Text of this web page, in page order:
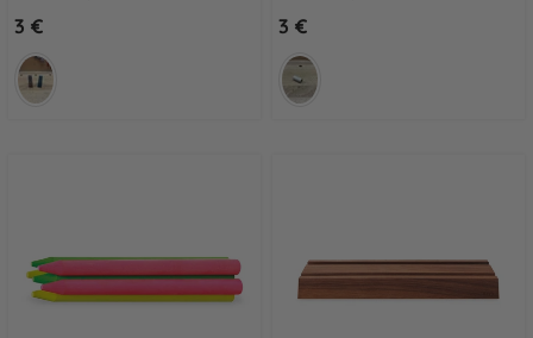
3 € 3 €